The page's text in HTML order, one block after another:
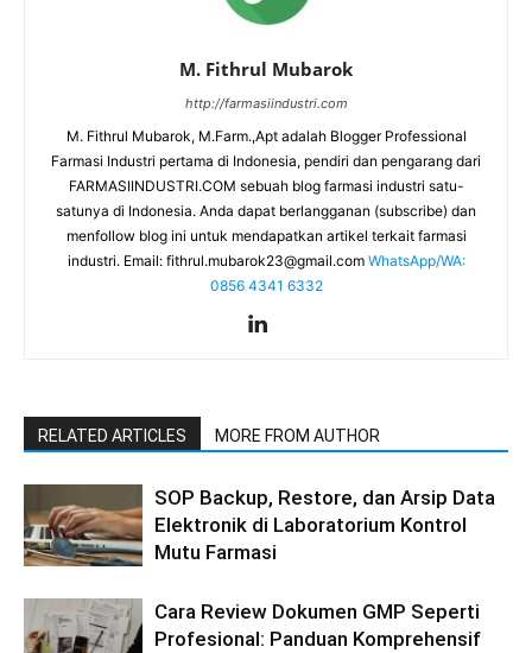
M. Fithrul Mubarok
http://farmasiindustri.com
M. Fithrul Mubarok, M.Farm.,Apt adalah Blogger Professional
Farmasi Industri pertama di Indonesia, pendiri dan pengarang dari
FARMASIINDUSTRI.COM sebuah blog farmasi industri satu-
satunya di Indonesia. Anda dapat berlangganan (subscribe) dan
menfollow blog ini untuk mendapatkan artikel terkait farmasi
industri. Email: fithrul.mubarok23@gmail.com WhatsApp/WA:
0856 4341 6332
RELATED ARTICLES MORE FROM AUTHOR
SOP Backup, Restore, dan Arsip Data
Elektronik di Laboratorium Kontrol
Mutu Farmasi
Cara Review Dokumen GMP Seperti
Profesional: Panduan Komprehensif